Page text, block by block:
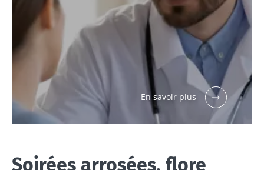
En savoir plus
Soirées arrosées, flore